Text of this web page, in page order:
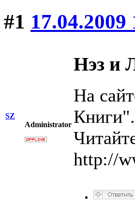
#1 17.04.2009
SZ
Administrator
Нэз и
На
Книги".
http://